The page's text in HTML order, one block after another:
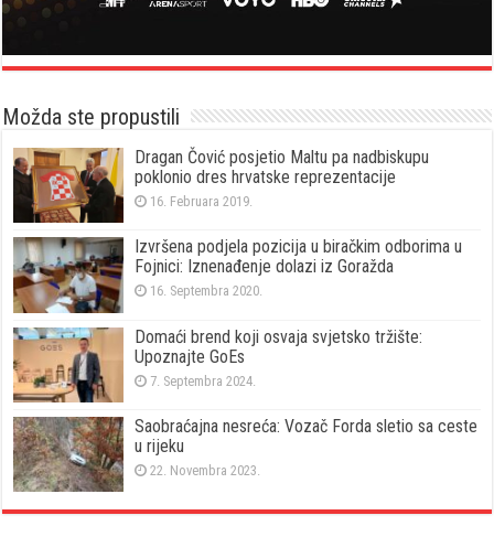
Možda ste propustili
Dragan Čović posjetio Maltu pa nadbiskupu
poklonio dres hrvatske reprezentacije
16. Februara 2019.
Izvršena podjela pozicija u biračkim odborima u
Fojnici: Iznenađenje dolazi iz Goražda
16. Septembra 2020.
Domaći brend koji osvaja svjetsko tržište:
Upoznajte GoEs
7. Septembra 2024.
Saobraćajna nesreća: Vozač Forda sletio sa ceste
u rijeku
22. Novembra 2023.